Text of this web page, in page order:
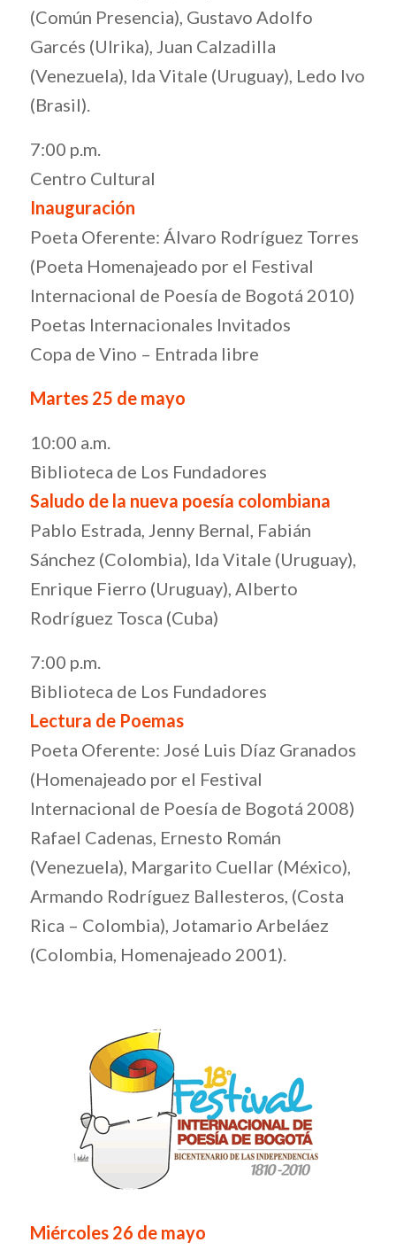
(Común Presencia), Gustavo Adolfo
Garcés (Ulrika), Juan Calzadilla
(Venezuela), Ida Vitale (Uruguay), Ledo Ivo
(Brasil).
7:00 p.m.
Centro Cultural
Inauguración
Poeta Oferente: Álvaro Rodríguez Torres
(Poeta Homenajeado por el Festival
Internacional de Poesía de Bogotá 2010)
Poetas Internacionales Invitados
Copa de Vino – Entrada libre
Martes 25 de mayo
10:00 a.m.
Biblioteca de Los Fundadores
Saludo de la nueva poesía colombiana
Pablo Estrada, Jenny Bernal, Fabián
Sánchez (Colombia), Ida Vitale (Uruguay),
Enrique Fierro (Uruguay), Alberto
Rodríguez Tosca (Cuba)
7:00 p.m.
Biblioteca de Los Fundadores
Lectura de Poemas
Poeta Oferente: José Luis Díaz Granados
(Homenajeado por el Festival
Internacional de Poesía de Bogotá 2008)
Rafael Cadenas, Ernesto Román
(Venezuela), Margarito Cuellar (México),
Armando Rodríguez Ballesteros, (Costa
Rica – Colombia), Jotamario Arbeláez
(Colombia, Homenajeado 2001).
Miércoles 26 de mayo